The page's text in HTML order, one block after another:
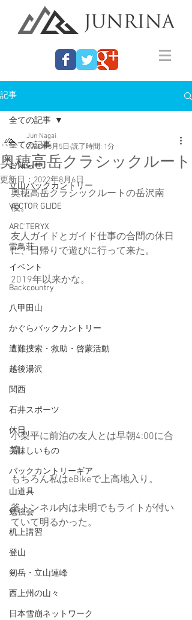
記事
全ての記事
お知らせ
立山バックカントリー
VECTOR GLIDE
ARC'TERYX
雷鳥荘
イベント
Backcountry
八甲田山
かぐらバックカントリー
遭難捜索・救助・啓蒙活動
越後湯沢
関西
石井スポーツ
休日
美味しいもの
バックカントリーギア
山道具
勉強会
机上講習
登山
剱岳・立山連峰
西上州の山々
日本雪崩ネットワーク
全ての記事
奥穂高岳クラシックルート
Jun Nagai
2022年8月5日 読了時間: 1分
更新日：2022年8月6日
奥穂高岳クラシックルートの岳沢南
稜。
友人ガイドとガイド仕事の合間の休日
に、日帰りで遊びに行って来た。
2019年以来かな。
小梨平に前泊の友人とは早朝4:00に合
流。
もちろん私はeBikeで上高地入り。
釜トンネル内は未明でもライトが付い
ていて明るかった。